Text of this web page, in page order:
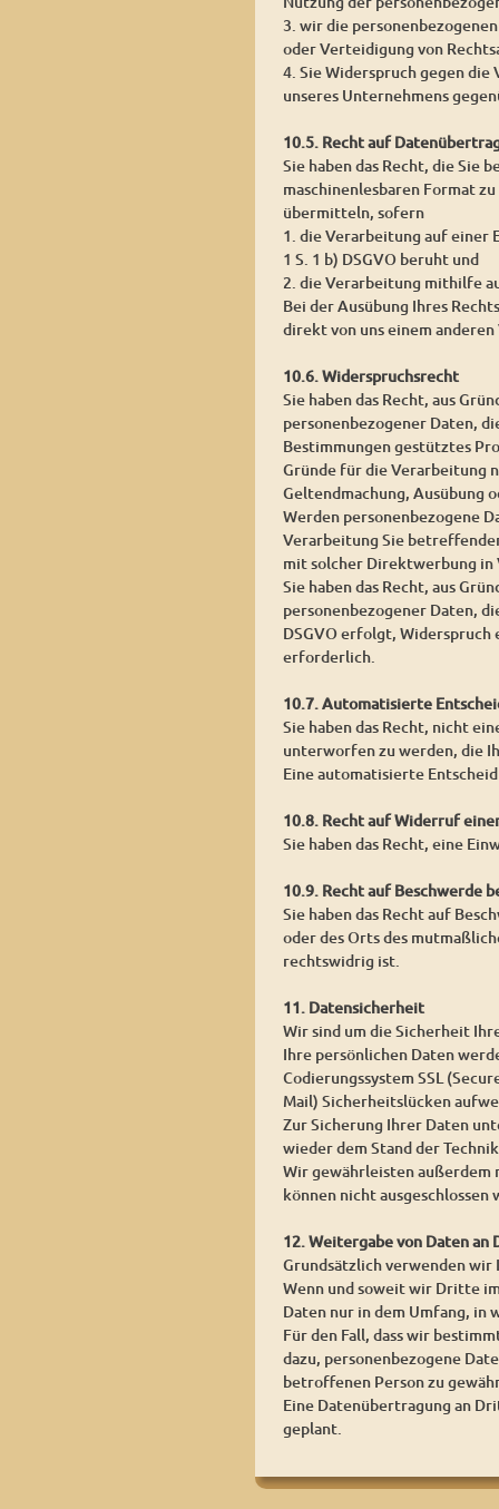
3. wir die
oder Verteidigung von
4. Sie Widerspruch gegen
unseres Unternehmens
10.5. Recht auf
Sie haben das Recht, die Sie
maschinenlesbaren Format
übermitteln, sofern
1. die Verarbeitung auf einer
1 S. 1 b) DSGVO beruht und
2. die Verarbeitung mithilfe
Bei der Ausübung Ihres
direkt von uns einem
10.6. Widerspruchsrecht
Sie haben das Recht, aus
personenbezogener Daten,
Bestimmungen gestütztes
Gründe für die Verarbeitung
Geltendmachung, Ausübung
Werden personenbezogene
Verarbeitung Sie
mit solcher Direktwerbung in
Sie haben das Recht, aus
personenbezogener Daten,
DSGVO erfolgt,
erforderlich.
10.7. Automatisierte
Sie haben das Recht, nicht
unterworfen zu werden, die
Eine automatisierte
10.8. Recht auf Widerruf
Sie haben das Recht, eine
10.9. Recht auf Beschwerde
Sie haben das Recht auf
oder des Orts des
rechtswidrig ist.
11. Datensicherheit
Wir sind um die Sicherheit
Ihre persönlichen Daten
Codierungssystem SSL
Mail) Sicherheitslücken
Zur Sicherung Ihrer Daten
wieder dem Stand der
Wir gewährleisten außerdem
können nicht
12. Weitergabe von Daten
Grundsätzlich verwenden wir
Wenn und soweit wir Dritte
Daten nur in dem Umfang,
Für den Fall, dass wir
dazu, personenbezogene
betroffenen Person zu
Eine Datenübertragung an
geplant.